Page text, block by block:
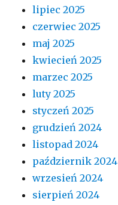
lipiec 2025
czerwiec 2025
maj 2025
kwiecień 2025
marzec 2025
luty 2025
styczeń 2025
grudzień 2024
listopad 2024
październik 2024
wrzesień 2024
sierpień 2024